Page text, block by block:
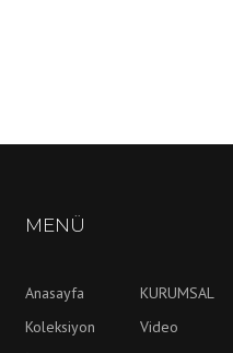
MENÜ
Anasayfa
KURUMSAL
Koleksiyon
Video